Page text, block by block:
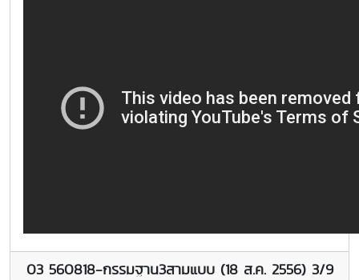
03 560818-กรรมฐาน3สามแบบ (18 ส.ค. 2556) 3/9